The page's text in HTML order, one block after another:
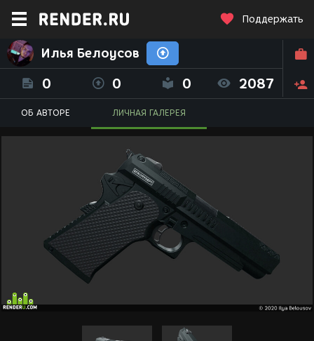
Поддержать
Илья Белоусов
0 0 0 2087
ОБ АВТОРЕ ЛИЧНАЯ ГАЛЕРЕЯ